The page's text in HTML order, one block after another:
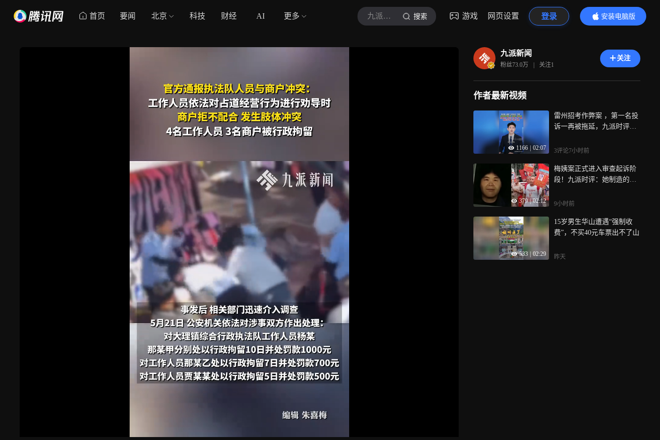
首页 要闻 北京 科技 财经 AI 更多 九派新闻 搜索 游戏 网页设置 登录
安装电脑版
内容更精彩
九派新闻
粉丝73.0万 | 关注1
关注
作者最新视频
1166 02:07
雷州招考作弊案 ，第一名投
诉一再被拖延，九派时评：
3评论7小时前
379 | 02:12
梅姨案正式进入审查起诉阶
段！九派时评：她制造的恶
9小时前
533 02:29
15岁男生华山遭遇“强制收
费”，不买40元车票出不了山
昨天